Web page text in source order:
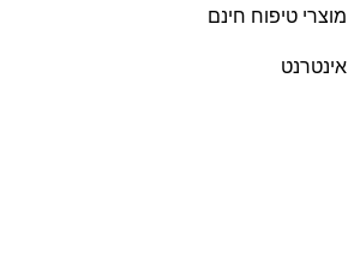
מוצרי טיפוח חינם
אינטרנט